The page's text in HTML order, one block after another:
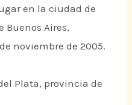
en la ciudad de
Buenos Aires,
noviembre de 2005.
Plata, provincia de